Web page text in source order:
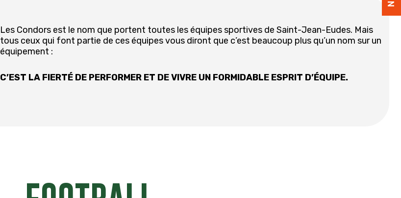
Les Condors est le nom que portent toutes les équipes sportives de Saint-Jean-Eudes. Mais
tous ceux qui font partie de ces équipes vous diront que c’est beaucoup plus qu’un nom sur un
équipement :
C’EST LA FIERTÉ DE PERFORMER ET DE VIVRE UN FORMIDABLE ESPRIT D’ÉQUIPE.